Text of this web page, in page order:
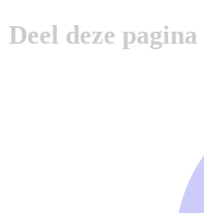
Deel deze pagina